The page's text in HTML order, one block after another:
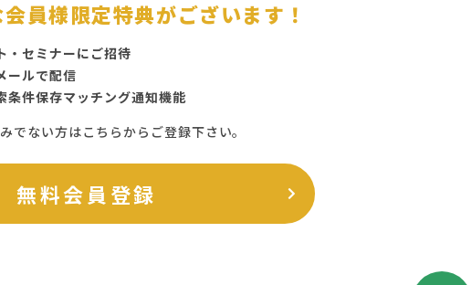
員様限定特典がございます！
・セミナーにご招待
ールで配信
条件保存マッチング通知機能
でない方はこちらからご登録下さい。
無料会員登録